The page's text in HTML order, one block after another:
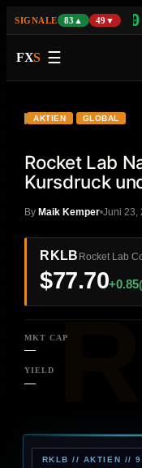
SIGNALE 83▲ 49▼
29.510,21
FXS ☰
AKTIEN GLOBAL
Rocket Lab
Kursdruck
ByMaik Kemper Juni 23,
RKLB Rocket Lab
$77.70+0.85
MKT CAP
—
YIELD
—
RKLB // AKTIEN // 9